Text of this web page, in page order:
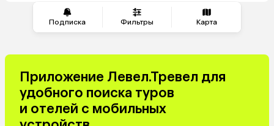
Подписка Фильтры Карта
Приложение Левел.Тревел для
удобного поиска туров
и отелей с мобильных